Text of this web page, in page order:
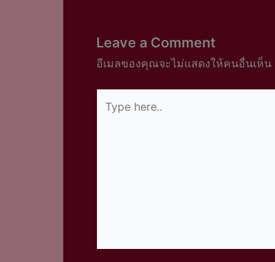
Leave a Comment
อีเมลของคุณจะไม่แสดงให้คนอื่นเห็น
here..